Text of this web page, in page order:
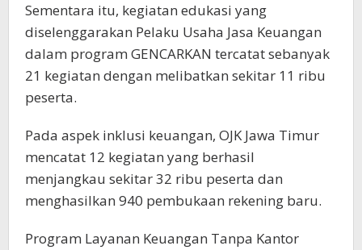
Sementara itu, kegiatan edukasi yang
diselenggarakan Pelaku Usaha Jasa Keuangan
dalam program GENCARKAN tercatat sebanyak
21 kegiatan dengan melibatkan sekitar 11 ribu
peserta.
Pada aspek inklusi keuangan, OJK Jawa Timur
mencatat 12 kegiatan yang berhasil
menjangkau sekitar 32 ribu peserta dan
menghasilkan 940 pembukaan rekening baru.
Program Layanan Keuangan Tanpa Kantor